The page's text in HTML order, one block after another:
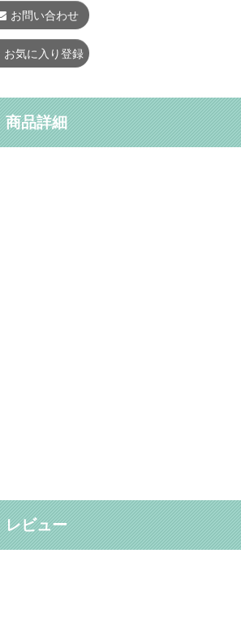
お問い合わせ
お気に入り登録
商品詳細
レビュー